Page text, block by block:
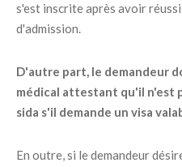
s'est inscrite après avoir
d'admission.
D'autre part, le demandeur
médical attestant qu'il n'est
sida s'il demande un visa
En outre, si le demandeur